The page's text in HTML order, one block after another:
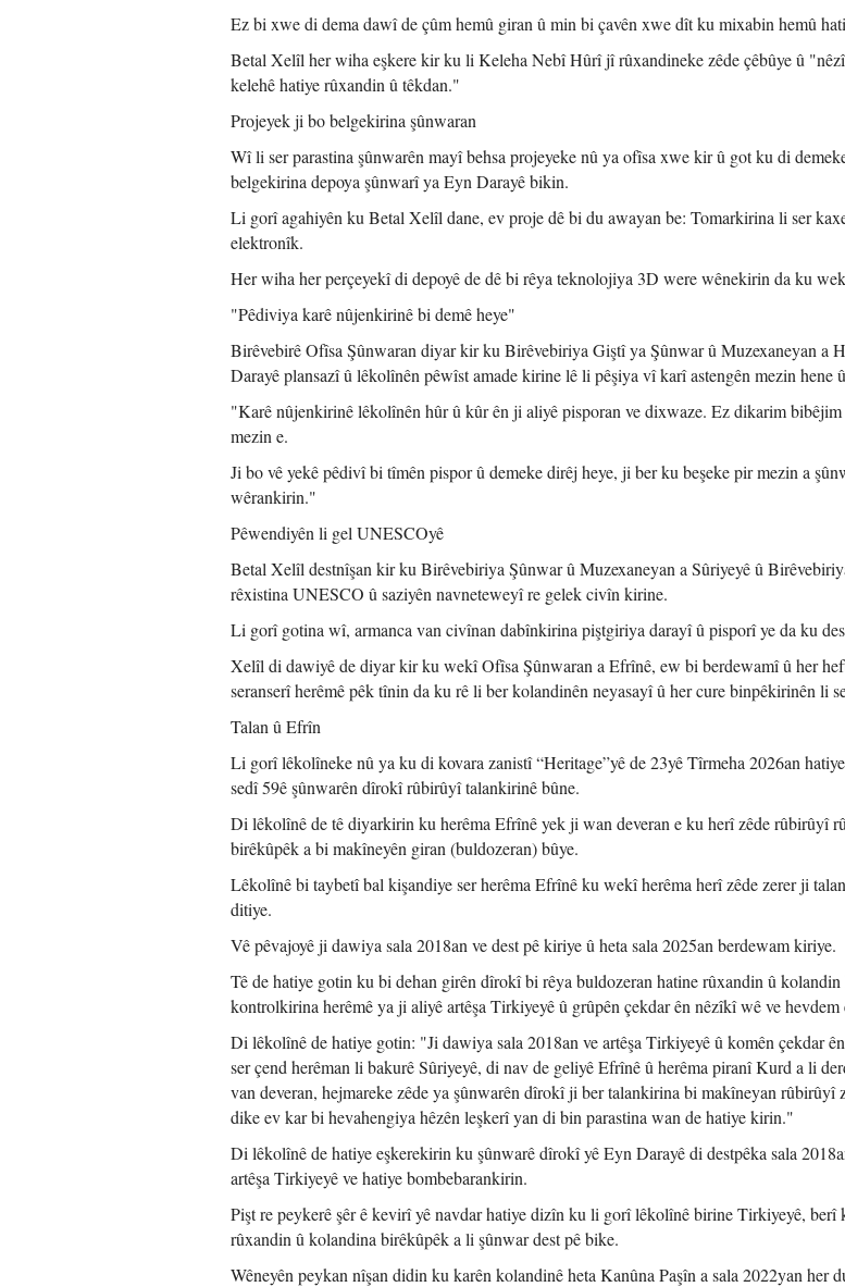
Ez bi xwe di dema dawî de çûm hemû giran û min bi çavên xwe dît ku mixabin hemû
Betal Xelîl her wiha eşkere kir ku li Keleha Nebî Hûrî jî rûxandineke zêde çêbûye û
kelehê hatiye rûxandin û têkdan."
Projeyek ji bo belgekirina şûnwaran
Wî li ser parastina şûnwarên mayî behsa projeyeke nû ya ofîsa xwe kir û got ku di
belgekirina depoya şûnwarî ya Eyn Darayê bikin.
Li gorî agahiyên ku Betal Xelîl dane, ev proje dê bi du awayan be: Tomarkirina li ser
elektronîk.
Her wiha her perçeyekî di depoyê de dê bi rêya teknolojiya 3D were wênekirin da ku
"Pêdiviya karê nûjenkirinê bi demê heye"
Birêvebirê Ofîsa Şûnwaran diyar kir ku Birêvebiriya Giştî ya Şûnwar û Muzexaneyan a
Darayê plansazî û lêkolînên pêwîst amade kirine lê li pêşiya vî karî astengên mezin hene
"Karê nûjenkirinê lêkolînên hûr û kûr ên ji aliyê pisporan ve dixwaze. Ez dikarim bibêjim
mezin e.
Ji bo vê yekê pêdivî bi tîmên pispor û demeke dirêj heye, ji ber ku beşeke pir mezin a
wêrankirin."
Pêwendiyên li gel UNESCOyê
Betal Xelîl destnîşan kir ku Birêvebiriya Şûnwar û Muzexaneyan a Sûriyeyê û
rêxistina UNESCO û saziyên navneteweyî re gelek civîn kirine.
Li gorî gotina wî, armanca van civînan dabînkirina piştgiriya darayî û pisporî ye da ku
Xelîl di dawiyê de diyar kir ku wekî Ofîsa Şûnwaran a Efrînê, ew bi berdewamî û her
seranserî herêmê pêk tînin da ku rê li ber kolandinên neyasayî û her cure binpêkirinên li
Talan û Efrîn
Li gorî lêkolîneke nû ya ku di kovara zanistî “Heritage”yê de 23yê Tîrmeha 2026an
sedî 59ê şûnwarên dîrokî rûbirûyî talankirinê bûne.
Di lêkolînê de tê diyarkirin ku herêma Efrînê yek ji wan deveran e ku herî zêde rûbirûyî
birêkûpêk a bi makîneyên giran (buldozeran) bûye.
Lêkolînê bi taybetî bal kişandiye ser herêma Efrînê ku wekî herêma herî zêde zerer ji
ditiye.
Vê pêvajoyê ji dawiya sala 2018an ve dest pê kiriye û heta sala 2025an berdewam kiriye.
Tê de hatiye gotin ku bi dehan girên dîrokî bi rêya buldozeran hatine rûxandin û
kontrolkirina herêmê ya ji aliyê artêşa Tirkiyeyê û grûpên çekdar ên nêzîkî wê ve hevdem
Di lêkolînê de hatiye gotin: "Ji dawiya sala 2018an ve artêşa Tirkiyeyê û komên çekdar
ser çend herêman li bakurê Sûriyeyê, di nav de geliyê Efrînê û herêma piranî Kurd a li
van deveran, hejmareke zêde ya şûnwarên dîrokî ji ber talankirina bi makîneyan rûbirûyî
dike ev kar bi hevahengiya hêzên leşkerî yan di bin parastina wan de hatiye kirin."
Di lêkolînê de hatiye eşkerekirin ku şûnwarê dîrokî yê Eyn Darayê di destpêka sala
artêşa Tirkiyeyê ve hatiye bombebarankirin.
Pişt re peykerê şêr ê kevirî yê navdar hatiye dizîn ku li gorî lêkolînê birine Tirkiyeyê, berî
rûxandin û kolandina birêkûpêk a li şûnwar dest pê bike.
Wêneyên peykan nîşan didin ku karên kolandinê heta Kanûna Paşîn a sala 2022yan her